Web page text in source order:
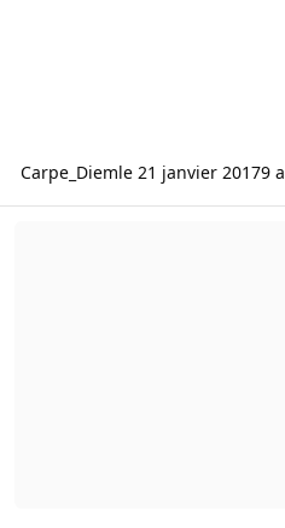
Carpe_Diemle 21 janvier 20179 a